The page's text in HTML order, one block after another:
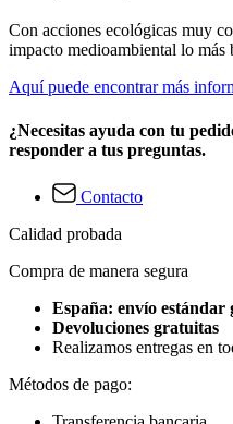
Con acciones ecológicas muy
impacto medioambiental lo más
Aquí puede encontrar más
¿Necesitas ayuda con tu
responder a tus preguntas.
Contacto
Calidad probada
Compra de manera segura
España: envío estándar
Devoluciones gratuitas
Realizamos entregas en
Métodos de pago: